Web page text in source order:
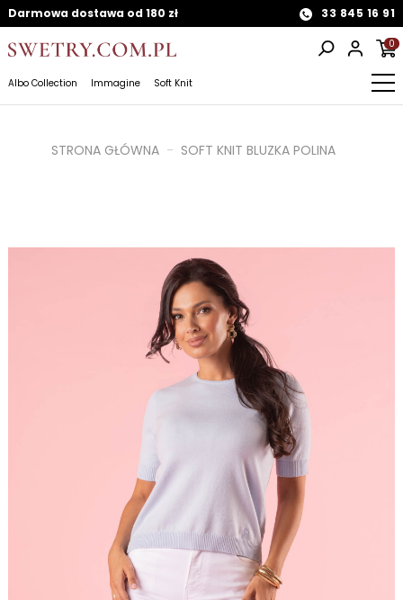
Darmowa dostawa od 180 zł 33 845 16 91
0
Albo Collection Immagine Soft Knit
STRONA GŁÓWNA SOFT KNIT BLUZKA POLINA